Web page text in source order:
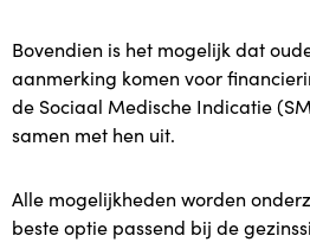
Plus in het kwadraat
Samen voor taal
Lekker Fit!
Bovendien is het mogelijk dat
aanmerking komen voor
de Sociaal Medische Indicatie
samen met hen uit.
Alle mogelijkheden worden
beste optie passend bij de